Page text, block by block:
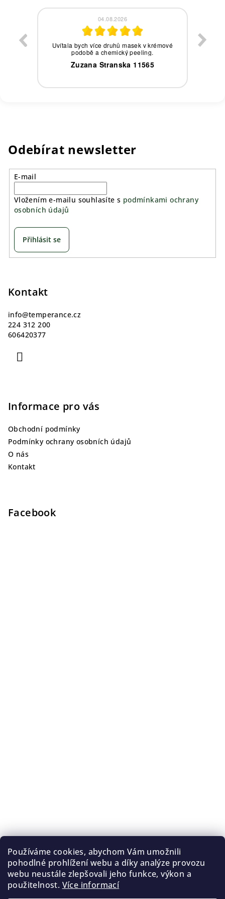
Používáme cookies, abychom Vám umožnili
pohodlné prohlížení webu a díky analýze provozu
webu neustále zlepšovali jeho funkce, výkon a
použitelnost. Více informací
04.08.2026
Uvítala bych více druhů masek v krémové
podobě a chemický peeling.
Zuzana Stranska 11565
Odebírat newsletter
E-mail
Vložením e-mailu souhlasíte s podmínkami ochrany
osobních údajů
Přihlásit se
Kontakt
info@temperance.cz
224 312 200
606420377
Informace pro vás
Obchodní podmínky
Podmínky ochrany osobních údajů
O nás
Kontakt
Facebook